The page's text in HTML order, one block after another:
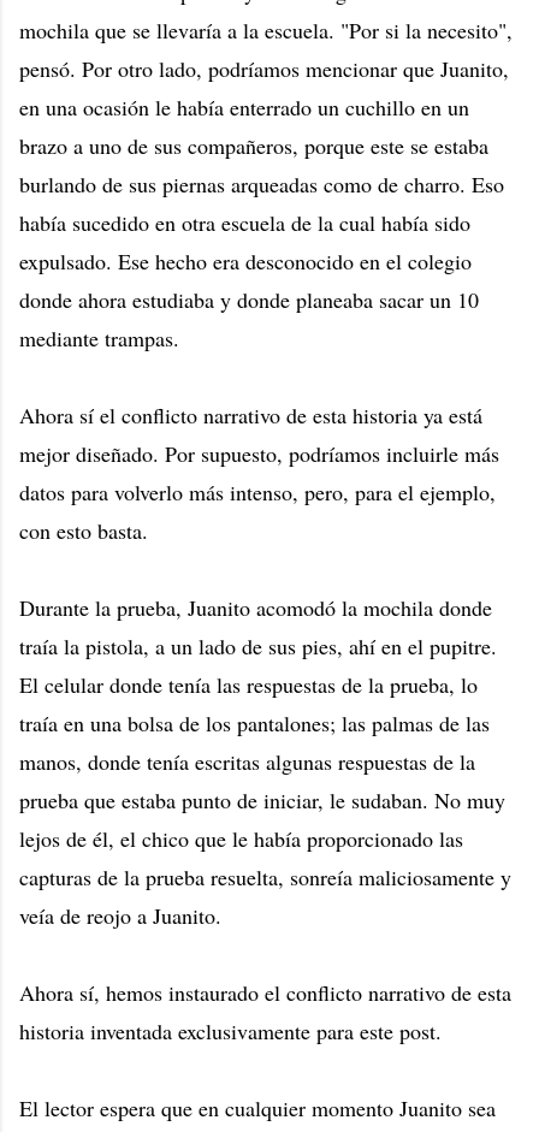
mochila que se llevaría a la escuela. "Por si la necesito",
pensó. Por otro lado, podríamos mencionar que Juanito,
en una ocasión le había enterrado un cuchillo en un
brazo a uno de sus compañeros, porque este se estaba
burlando de sus piernas arqueadas como de charro. Eso
había sucedido en otra escuela de la cual había sido
expulsado. Ese hecho era desconocido en el colegio
donde ahora estudiaba y donde planeaba sacar un 10
mediante trampas.
Ahora sí el conflicto narrativo de esta historia ya está
mejor diseñado. Por supuesto, podríamos incluirle más
datos para volverlo más intenso, pero, para el ejemplo,
con esto basta.
Durante la prueba, Juanito acomodó la mochila donde
traía la pistola, a un lado de sus pies, ahí en el pupitre.
El celular donde tenía las respuestas de la prueba, lo
traía en una bolsa de los pantalones; las palmas de las
manos, donde tenía escritas algunas respuestas de la
prueba que estaba punto de iniciar, le sudaban. No muy
lejos de él, el chico que le había proporcionado las
capturas de la prueba resuelta, sonreía maliciosamente y
veía de reojo a Juanito.
Ahora sí, hemos instaurado el conflicto narrativo de esta
historia inventada exclusivamente para este post.
El lector espera que en cualquier momento Juanito sea